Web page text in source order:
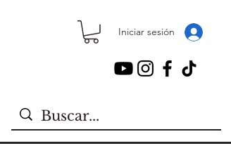
Iniciar sesión